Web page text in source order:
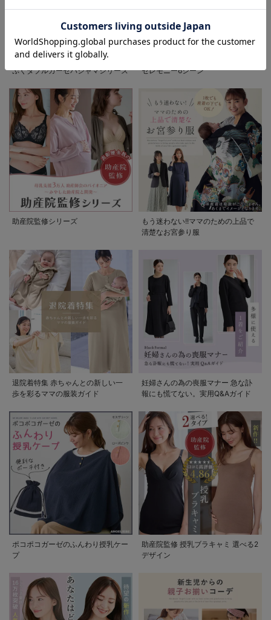
お気に入り商品を確認する
先輩ママに最も選ばれている!ぷく
ぷくダブルガーゼパジャマシリーズ
セレモニー6シーン
助産院監修シリーズ
もう迷わない!!ママのための上品で
清楚なお宮参り服
退院着特集 赤ちゃんとの新しい一
歩を彩るママの服装ガイド
妊婦さんの為の喪服マナー 急な訃
報にも慌てない。実用Q&Aガイド
ポコポコガーゼのふんわり授乳ケー
プ
助産院監修 授乳ブラキャミ 選べる2
デザイン